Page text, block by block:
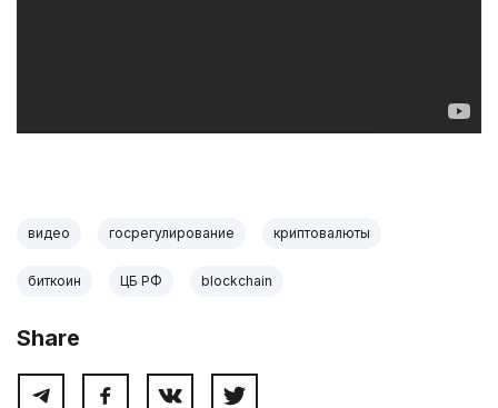
видео госрегулирование криптовалюты
биткоин ЦБ РФ blockchain
Share